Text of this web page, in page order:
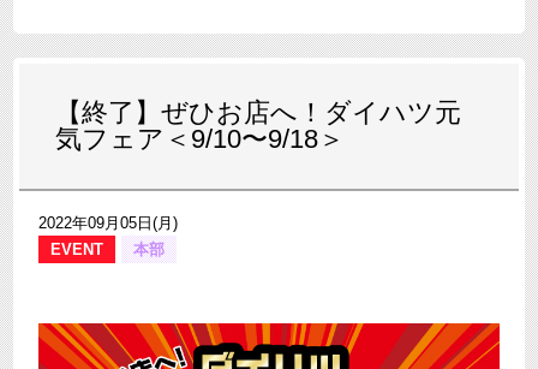
【終了】ぜひお店へ！ダイハツ元
気フェア＜9/10〜9/18＞
2022年09月05日(月)
EVENT
本部